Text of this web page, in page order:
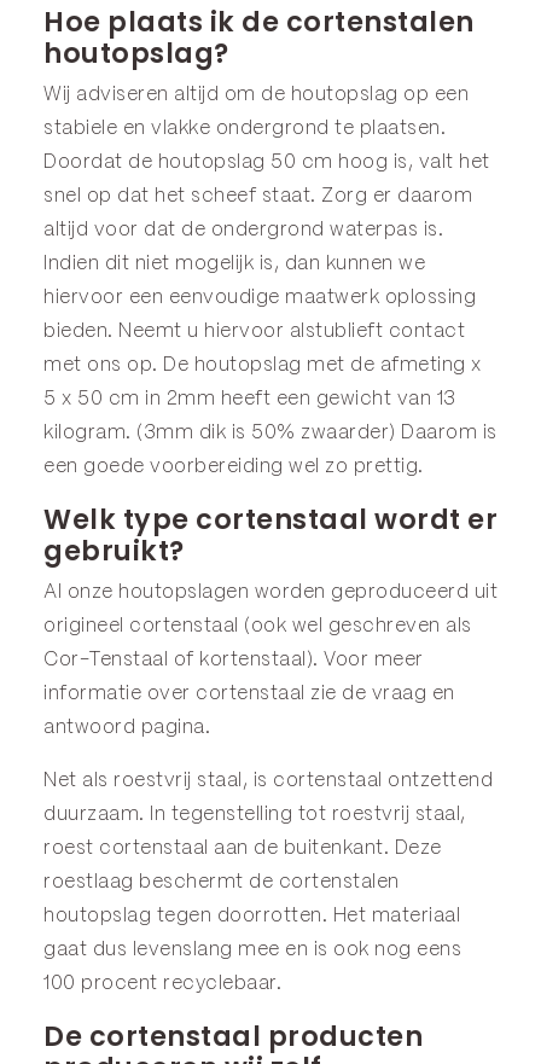
Hoe plaats ik de cortenstalen
houtopslag?
Wij adviseren altijd om de houtopslag op een
stabiele en vlakke ondergrond te plaatsen.
Doordat de houtopslag 50 cm hoog is, valt het
snel op dat het scheef staat. Zorg er daarom
altijd voor dat de ondergrond waterpas is.
Indien dit niet mogelijk is, dan kunnen we
hiervoor een eenvoudige maatwerk oplossing
bieden. Neemt u hiervoor alstublieft contact
met ons op. De houtopslag met de afmeting x
5 x 50 cm in 2mm heeft een gewicht van 13
kilogram. (3mm dik is 50% zwaarder) Daarom is
een goede voorbereiding wel zo prettig.
Welk type cortenstaal wordt er
gebruikt?
Al onze houtopslagen worden geproduceerd uit
origineel cortenstaal (ook wel geschreven als
Cor-Tenstaal of kortenstaal). Voor meer
informatie over cortenstaal zie de vraag en
antwoord pagina.
Net als roestvrij staal, is cortenstaal ontzettend
duurzaam. In tegenstelling tot roestvrij staal,
roest cortenstaal aan de buitenkant. Deze
roestlaag beschermt de cortenstalen
houtopslag tegen doorrotten. Het materiaal
gaat dus levenslang mee en is ook nog eens
100 procent recyclebaar.
De cortenstaal producten